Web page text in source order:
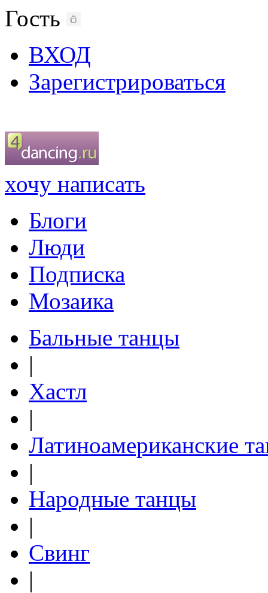
Гость
ВХОД
Зарегистрироваться
хочу написать
Блоги
Люди
Подписка
Мозаика
Бальные танцы
|
Хастл
|
Латиноамериканские
|
Народные танцы
|
Свинг
|